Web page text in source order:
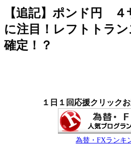
【追記】ポンド円 ４
に注目！レフトトラ
確定！？
１日１回応援クリック
為替・FXランキ